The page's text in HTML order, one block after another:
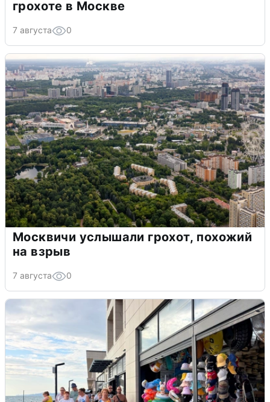
грохоте в Москве
7 августа 0
Москвичи услышали грохот, похожий
на взрыв
7 августа 0